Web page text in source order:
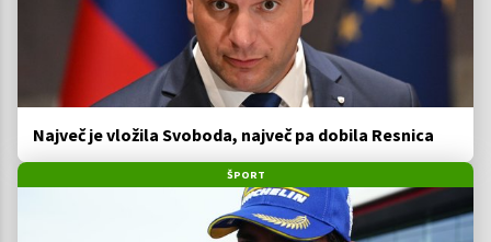
Največ je vložila Svoboda, največ pa dobila Resnica
ŠPORT